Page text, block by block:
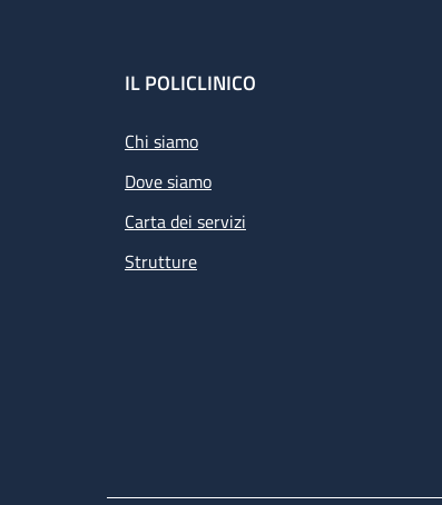
Footer
IL POLICLINICO
Chi siamo
Dove siamo
Carta dei servizi
Strutture